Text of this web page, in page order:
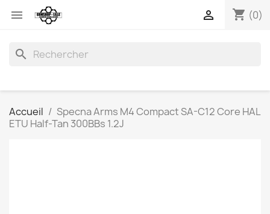
 shopping_cart (0)

search
Accueil
Specna Arms M4 Compact SA-C12 Core HAL
ETU Half-Tan 300BBs 1.2J